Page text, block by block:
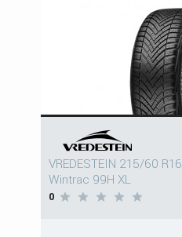
VREDESTEIN 215/60 R16
Wintrac 99H XL
0